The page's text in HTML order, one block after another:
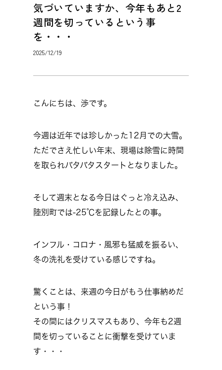
気づいていますか、今年もあと2
週間を切っているという事
を・・・
2025/12/19
こんにちは、渉です。
今週は近年では珍しかった12月での大雪。
ただでさえ忙しい年末、現場は除雪に時間
を取られバタバタスタートとなりました。
そして週末となる今日はぐっと冷え込み、
陸別町では-25℃を記録したとの事。
インフル・コロナ・風邪も猛威を振るい、
冬の洗礼を受けている感じですね。
驚くことは、来週の今日がもう仕事納めだ
という事！
その間にはクリスマスもあり、今年も2週
間を切っていることに衝撃を受けていま
す・・・